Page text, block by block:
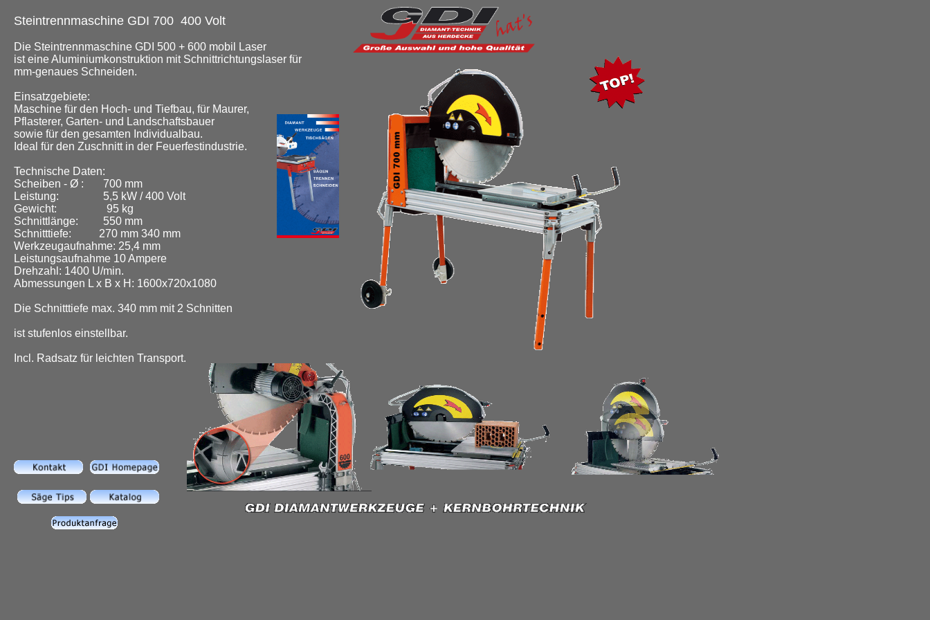
Steintrennmaschine GDI 700 400 Volt
Die Steintrennmaschine GDI 500 + 600 mobil Laser
ist eine Aluminiumkonstruktion mit Schnittrichtungslaser für
mm-genaues Schneiden.
Einsatzgebiete:
Maschine für den Hoch- und Tiefbau, für Maurer,
Pflasterer, Garten- und Landschaftsbauer
sowie für den gesamten Individualbau.
Ideal für den Zuschnitt in der Feuerfestindustrie.
Technische Daten:
Scheiben - Ø : 700 mm
Leistung: 5,5 kW / 400 Volt
Gewicht: 95 kg
Schnittlänge: 550 mm
Schnitttiefe: 270 mm 340 mm
Werkzeugaufnahme: 25,4 mm
Leistungsaufnahme 10 Ampere
Drehzahl: 1400 U/min.
Abmessungen L x B x H: 1600x720x1080
Die Schnitttiefe max. 340 mm mit 2 Schnitten
ist stufenlos einstellbar.
Incl. Radsatz für leichten Transport.